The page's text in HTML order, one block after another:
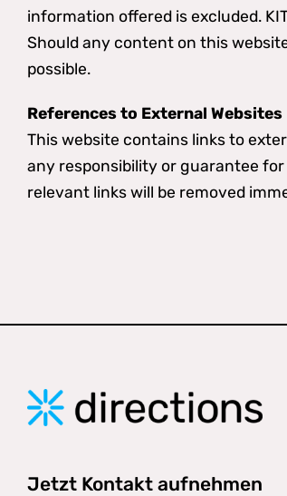
information offered is excluded.
Should any content on this
possible.
References to External Websites
This website contains links to
any responsibility or guarantee
relevant links will be removed
Jetzt Kontakt aufnehmen